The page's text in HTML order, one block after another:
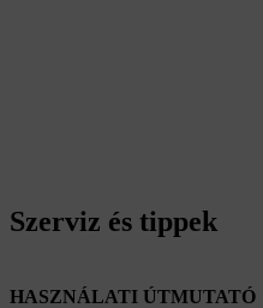
Szerviz és tippek
HASZNÁLATI ÚTMUTATÓ